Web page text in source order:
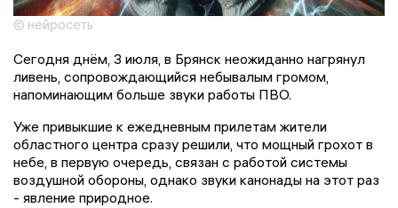
© нейросеть
Сегодня днём, 3 июля, в Брянск неожиданно нагрянул
ливень, сопровождающийся небывалым громом,
напоминающим больше звуки работы ПВО.
Уже привыкшие к ежедневным прилетам жители
областного центра сразу решили, что мощный грохот в
небе, в первую очередь, связан с работой системы
воздушной обороны, однако звуки канонады на этот раз
- явление природное.